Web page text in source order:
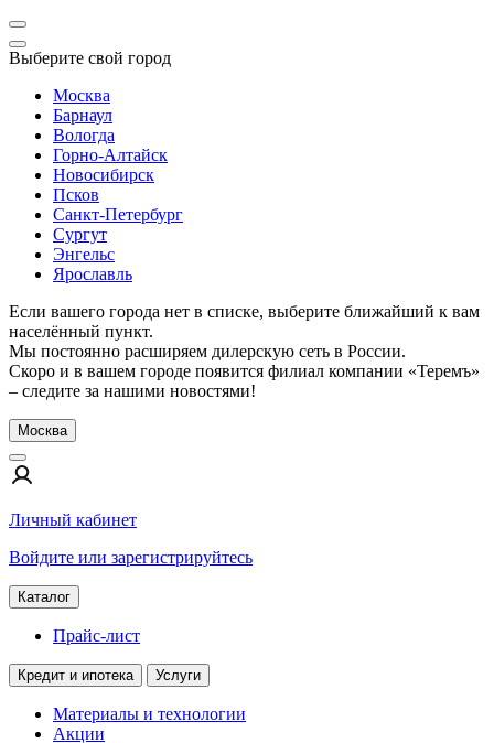
Выберите свой город
Москва
Барнаул
Вологда
Горно-Алтайск
Новосибирск
Псков
Санкт-Петербург
Сургут
Энгельс
Ярославль
Если вашего города нет в списке, выберите ближайший к вам
населённый пункт.
Мы постоянно расширяем дилерскую сеть в России.
Скоро и в вашем городе появится филиал компании «Теремъ»
– следите за нашими новостями!
Москва
Личный кабинет
Войдите или зарегистрируйтесь
Каталог
Прайс-лист
Кредит и ипотека Услуги
Материалы и технологии
Акции